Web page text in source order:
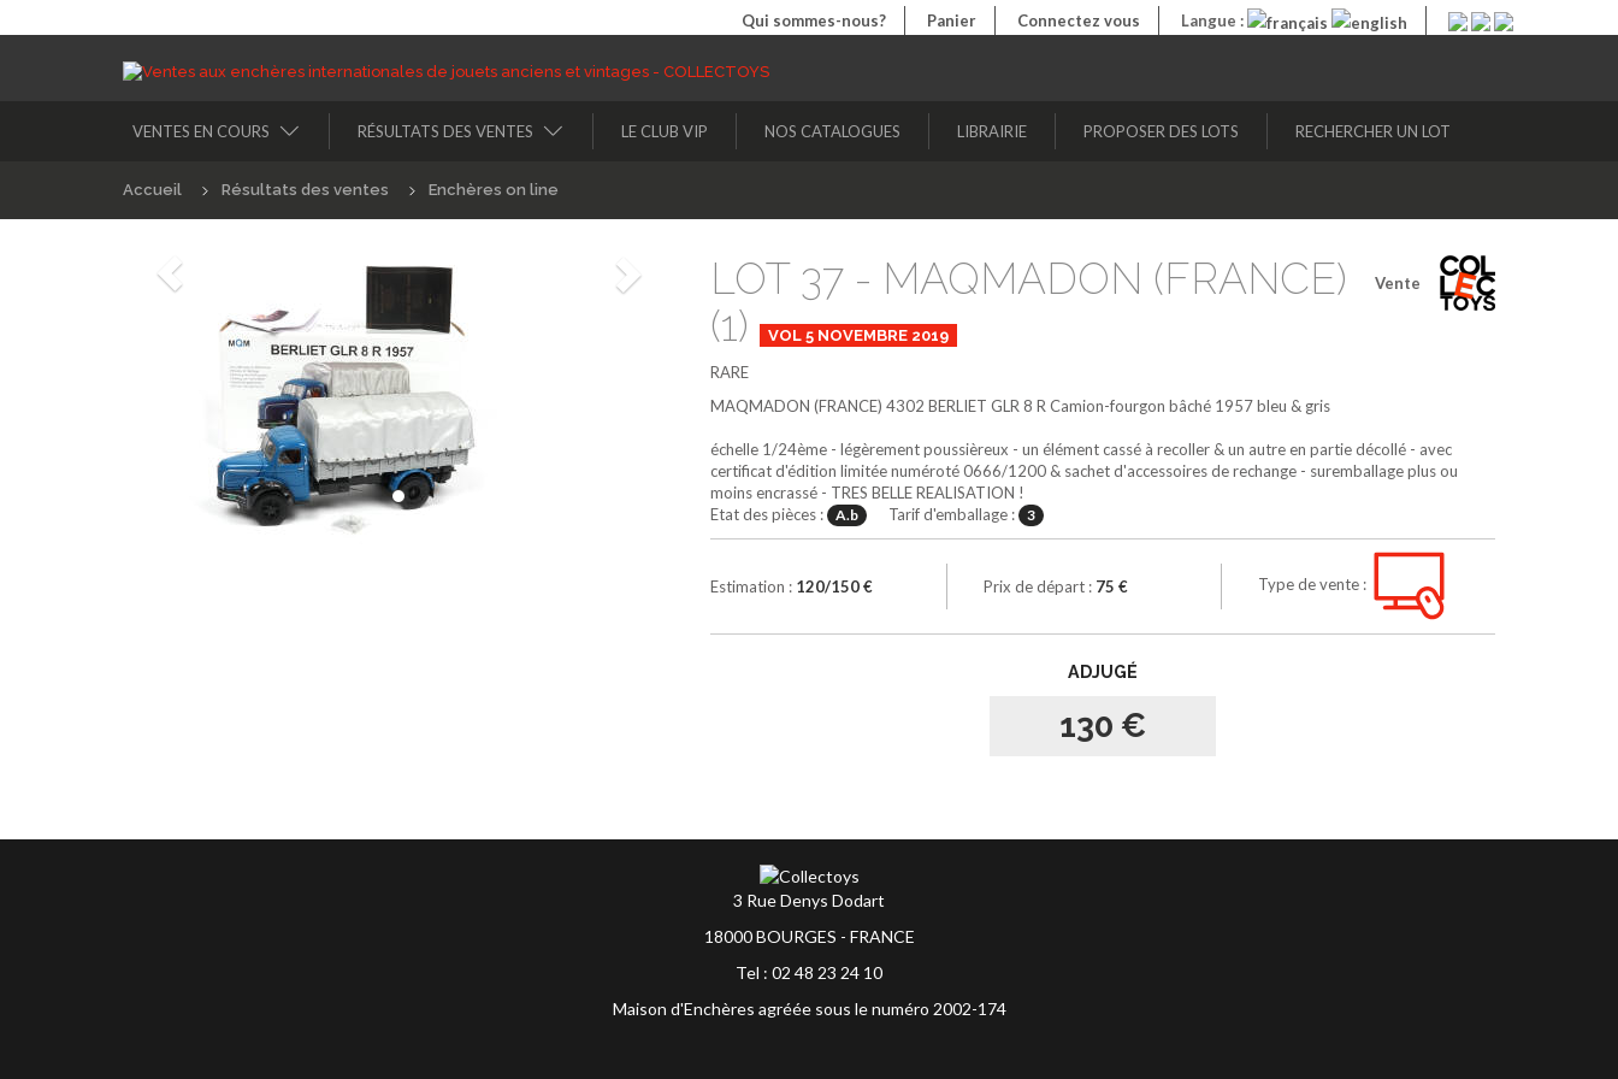
Qui sommes-nous? Panier Connectez vous Langue :
VENTES EN COURS RÉSULTATS DES VENTES LE CLUB VIP NOS CATALOGUES LIBRAIRIE PROPOSER DES LOTS RECHERCHER UN LOT
Accueil Résultats des ventes Enchères on line
Suivant Vente
LOT 37 - MAQMADON (FRANCE)
(1)
VOL 5 NOVEMBRE 2019
RARE
MAQMADON (FRANCE) 4302 BERLIET GLR 8 R Camion-fourgon bâché 1957 bleu & gris
échelle 1/24ème - légèrement poussièreux - un élément cassé à recoller & un autre en partie décollé - avec
certificat d'édition limitée numéroté 0666/1200 & sachet d'accessoires de rechange - suremballage plus ou
moins encrassé - TRES BELLE REALISATION !
Etat des pièces :
A.b Tarif d'emballage : 3
Estimation : 120/150 € Prix de départ : 75 € Type de vente :
ADJUGÉ
130 €
3 Rue Denys Dodart
18000 BOURGES - FRANCE
Tel : 02 48 23 24 10
Maison d'Enchères agréée sous le numéro 2002-174